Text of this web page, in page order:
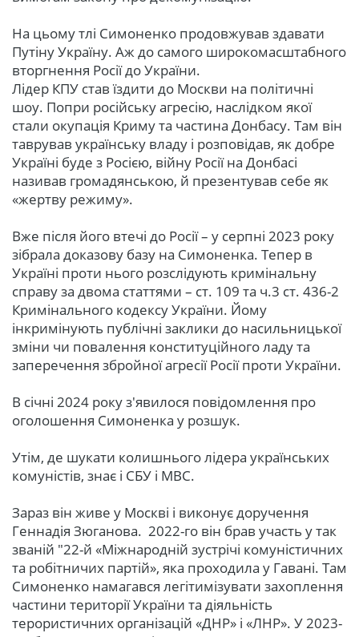
На цьому тлі Симоненко продовжував здавати
Путіну Україну. Аж до самого широкомасштабного
вторгнення Росії до України.
Лідер КПУ став їздити до Москви на політичні
шоу. Попри російську агресію, наслідком якої
стали окупація Криму та частина Донбасу. Там він
таврував українську владу і розповідав, як добре
Україні буде з Росією, війну Росії на Донбасі
називав громадянською, й презентував себе як
«жертву режиму».
Вже після його втечі до Росії – у серпні 2023 року
зібрала доказову базу на Симоненка. Тепер в
Україні проти нього розслідують кримінальну
справу за двома статтями – ст. 109 та ч.3 ст. 436-2
Кримінального кодексу України. Йому
інкримінують публічні заклики до насильницької
зміни чи повалення конституційного ладу та
заперечення збройної агресії Росії проти України.
В січні 2024 року з'явилося повідомлення про
оголошення Симоненка у розшук.
Утім, де шукати колишнього лідера українських
комуністів, знає і СБУ і МВС.
Зараз він живе у Москві і виконує доручення
Геннадія Зюганова. 2022-го він брав участь у так
званій "22-й «Міжнародній зустрічі комуністичних
та робітничих партій», яка проходила у Гавані. Там
Симоненко намагався легітимізувати захоплення
частини території України та діяльність
терористичних організацій «ДНР» і «ЛНР». У 2023-